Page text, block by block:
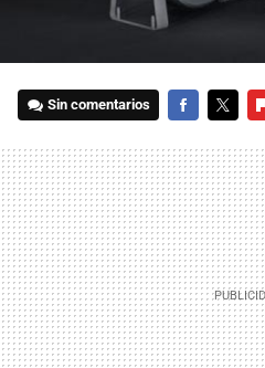
Sin comentarios